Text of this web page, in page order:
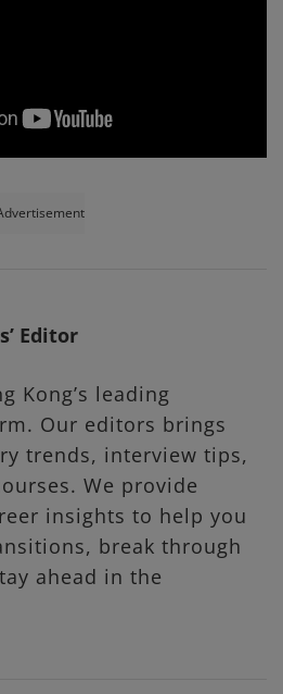
Editor
Kong’s leading
Our editors brings
trends, interview tips,
We provide
insights to help you
break through
ahead in the